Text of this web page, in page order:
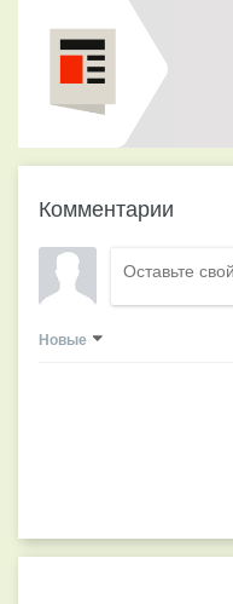
Комментарии
Новые